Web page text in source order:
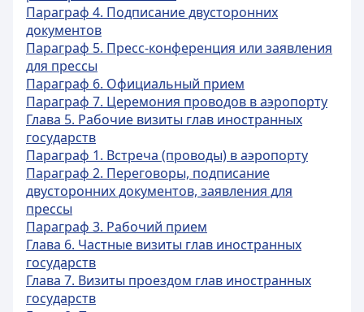
Параграф 4. Подписание двусторонних
документов
Параграф 5. Пресс-конференция или заявления
для прессы
Параграф 6. Официальный прием
Параграф 7. Церемония проводов в аэропорту
Глава 5. Рабочие визиты глав иностранных
государств
Параграф 1. Встреча (проводы) в аэропорту
Параграф 2. Переговоры, подписание
двусторонних документов, заявления для
прессы
Параграф 3. Рабочий прием
Глава 6. Частные визиты глав иностранных
государств
Глава 7. Визиты проездом глав иностранных
государств